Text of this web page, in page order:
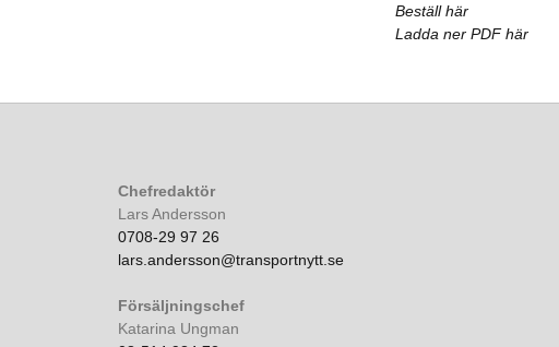
Beställ här
Ladda ner PDF här
Chefredaktör
Lars Andersson
0708-29 97 26
lars.andersson@transportnytt.se
Försäljningschef
Katarina Ungman